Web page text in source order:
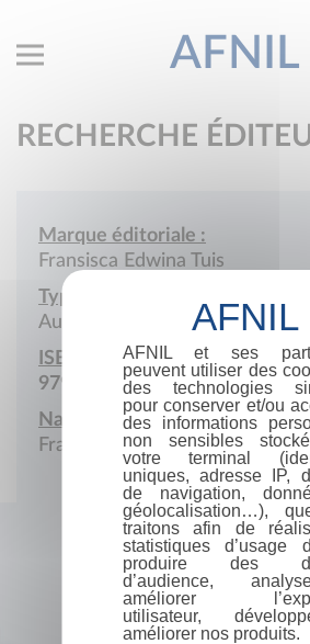
AFNIL
RECHERCHE
Marque éditoriale :
Fransisca Edwina Tuis
Type de société :
Auto-édition
ISBN :
979-10-976885
Nationalité :
France
AFNIL et ses
peuvent utiliser des
des technologies
pour conserver et/ou
des informations
non sensibles
votre terminal
uniques, adresse IP,
de navigation,
géolocalisation…),
traitons afin de
statistiques d’usage
produire des
d’audience,
améliorer
utilisateur,
améliorer nos produits.